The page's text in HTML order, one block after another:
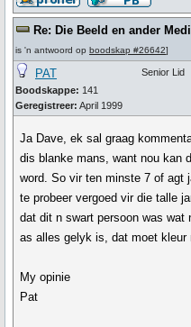
Re: Die Beeld en ander
is 'n antwoord op boodskap #26642]
PAT
Boodskappe: 141
Geregistreer: April 1999
Senior Lid
Ja Dave, ek sal graag
dis blanke mans, want nou kan
word. So vir ten minste 7 of agt
te probeer vergoed vir die talle
dat dit n swart persoon was wat
as alles gelyk is, dat moet kleur
My opinie
Pat